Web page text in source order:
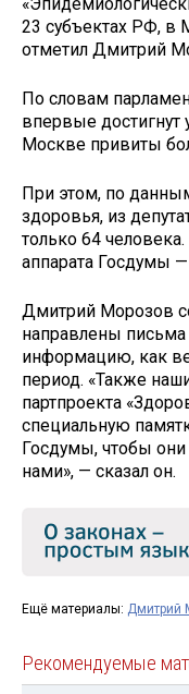
23 субъектах РФ, в
отметил Дмитрий
По словам
впервые
Москве привиты
При этом, по
здоровья, из
только 64
аппарата Госдумы
Дмитрий Морозов
направлены письма
информацию, как
период. «Также
партпроекта
специальную
Госдумы, чтобы
нами», — сказал он.
Ещё материалы: Дмитрий
Рекомендуемые